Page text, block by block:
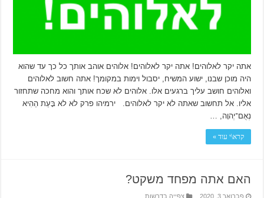
אתה יקר לאלוהים! אתה יקר לאלוהים! אלוהים אוהב אותך כל כך עד שהוא
היה מוכן שבנו, ישוע המשיח, יסבול וימות במקומך! אתה חשוב לאלוהים
ואלוהים חושב עליך ברגעים אלו. אלוהים לא שכח אותך והוא מחכה שתחזור
אליו. אל תחשוב שאתה לא יקר לאלוהים. ירמיהו פרק לא לא בָּעֵת הַהִיא
נְאֻם־יְהוָה, …
קרא\י עוד »
האם אתה מפחד משקט?
פברואר 3, 2020
צפייה בדרשות